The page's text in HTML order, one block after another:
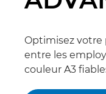
Optimisez votre
entre les
couleur A3